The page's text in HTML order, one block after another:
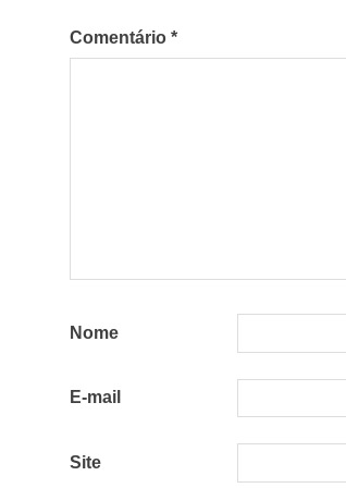
Comentário *
Nome
E-mail
Site